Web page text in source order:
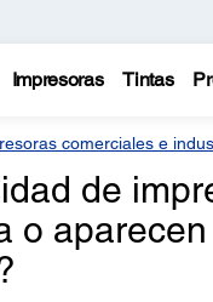
Impresoras Tintas
comerciales e
de
o